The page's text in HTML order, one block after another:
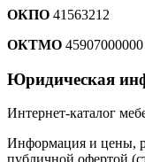
ОКПО 41563212
ОКТМО 45907000000
Юридическая
Интернет-каталог
Информация и цены,